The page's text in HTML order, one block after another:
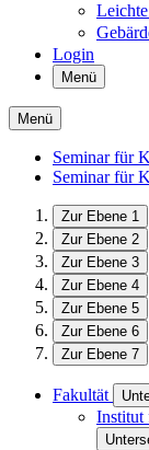
Login
Menü
Menü
Seminar für
Seminar für
Zur Ebene 1
Zur Ebene 2
Zur Ebene 3
Zur Ebene 4
Zur Ebene 5
Zur Ebene 6
Zur Ebene 7
Fakultät
Institut